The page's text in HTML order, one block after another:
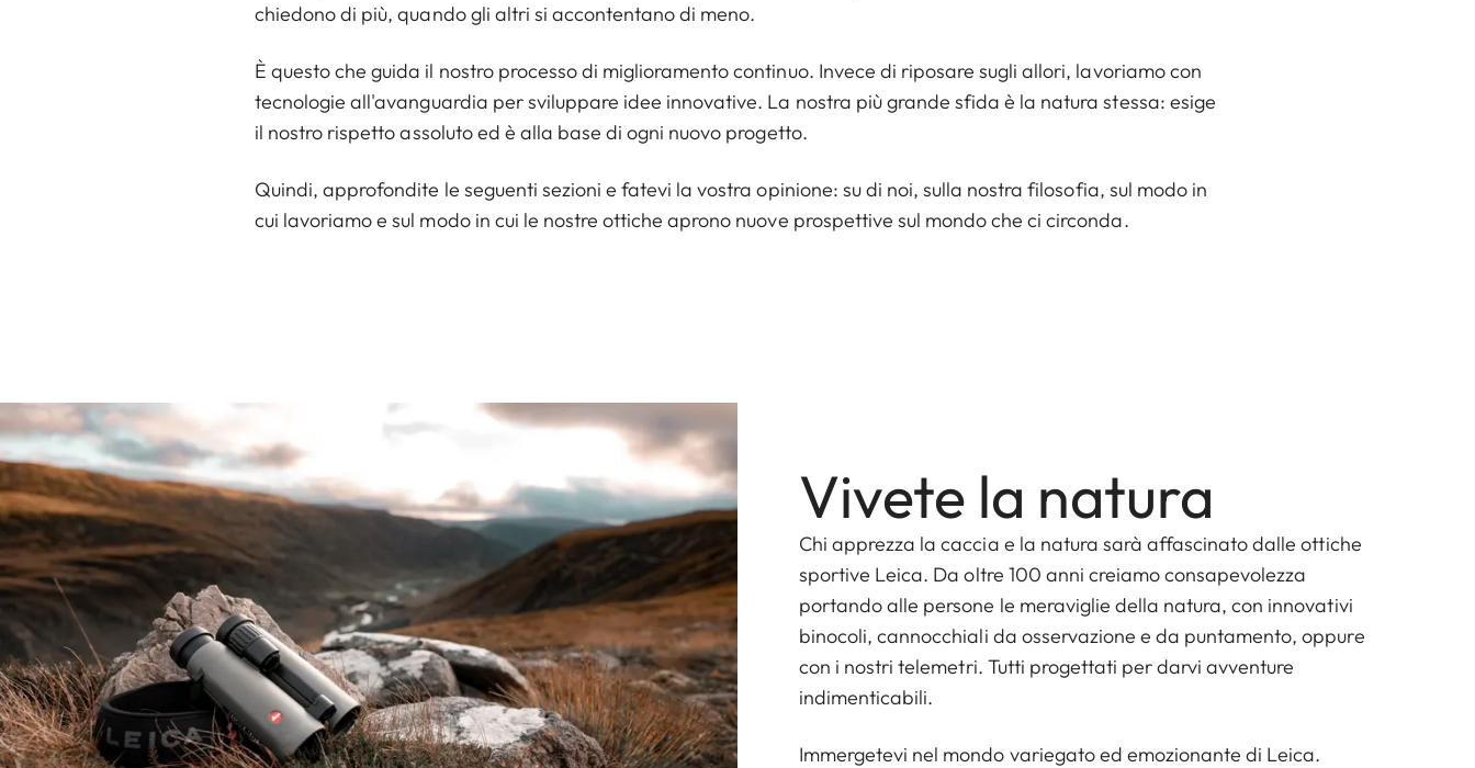
chiedono di più, quando gli altri si accontentano di meno.
È questo che guida il nostro processo di miglioramento continuo. Invece di riposare sugli allori, lavoriamo con
tecnologie all'avanguardia per sviluppare idee innovative. La nostra più grande sfida è la natura stessa: esige
il nostro rispetto assoluto ed è alla base di ogni nuovo progetto.
Quindi, approfondite le seguenti sezioni e fatevi la vostra opinione: su di noi, sulla nostra filosofia, sul modo in
cui lavoriamo e sul modo in cui le nostre ottiche aprono nuove prospettive sul mondo che ci circonda.
Vivete la natura
Chi apprezza la caccia e la natura sarà affascinato dalle ottiche
sportive Leica. Da oltre 100 anni creiamo consapevolezza
portando alle persone le meraviglie della natura, con innovativi
binocoli, cannocchiali da osservazione e da puntamento, oppure
con i nostri telemetri. Tutti progettati per darvi avventure
indimenticabili.
Immergetevi nel mondo variegato ed emozionante di Leica.